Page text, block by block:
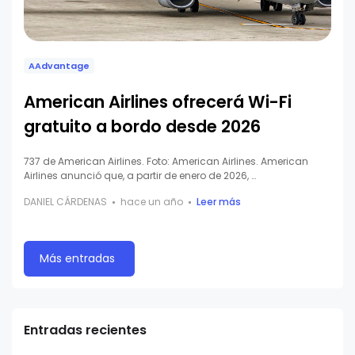
AAdvantage
American Airlines ofrecerá Wi-Fi
gratuito a bordo desde 2026
737 de American Airlines. Foto: American Airlines. American
Airlines anunció que, a partir de enero de 2026, …
DANIEL CÁRDENAS
hace un año Leer más
Más entradas
Entradas recientes